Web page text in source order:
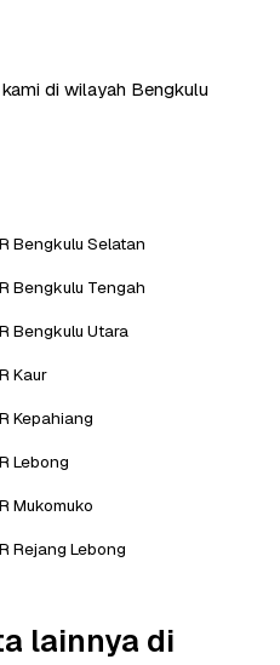
di wilayah Bengkulu
Bengkulu Selatan
Bengkulu Tengah
Bengkulu Utara
Kaur
Kepahiang
Lebong
Mukomuko
Rejang Lebong
lainnya di